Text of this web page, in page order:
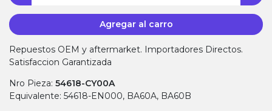
Agregar al carro
Repuestos OEM y aftermarket. Importadores Directos.
Satisfaccion Garantizada
Nro Pieza: 54618-CY00A
Equivalente: 54618-EN000, BA60A, BA60B